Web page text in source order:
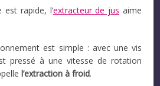
rapide, l’extracteur de jus aime
est simple : avec une vis
pressé à une vitesse de rotation
l’extraction à froid.